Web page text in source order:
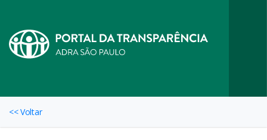
<< Voltar